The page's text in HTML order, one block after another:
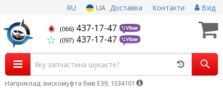
RU UA Доставка Контакти Вхід
(066) 437-17-47
(097) 437-17-47
Наприклад: вискомуфта бмв Е39, 1334101